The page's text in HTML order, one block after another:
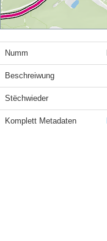
Numm
Beschreiwung
Stëchwieder
Komplett Metadaten